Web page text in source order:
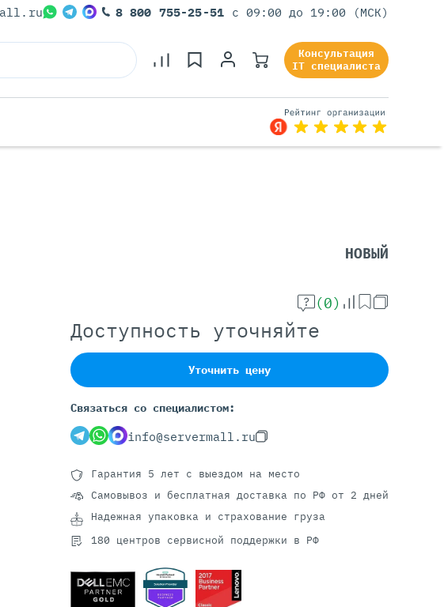
Atlas
Серверы С GPU
С GPU NVIDIA
С GPU Huawei Ascend
С 2 GPU
С 4 GPU
8 800 755-25-51 с 09:00 до 19:00 (МСК)
Консультация
IT специалиста
НОВЫЙ
(0)
Доступность уточняйте
Уточнить цену
Связаться со специалистом:
info@servermall.ru
Гарантия 5 лет с выездом на место
Самовывоз и бесплатная доставка по РФ от 2 дней
Надежная упаковка и страхование груза
180 центров сервисной поддержки в РФ